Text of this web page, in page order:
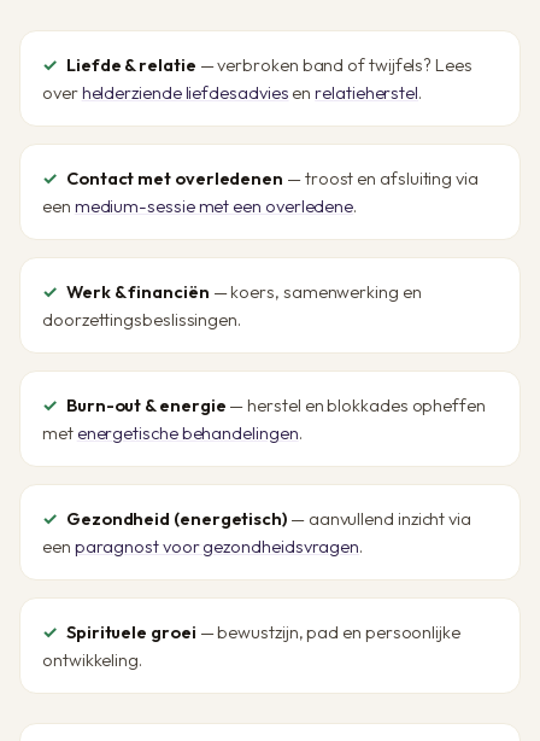
Liefde & relatie — verbroken band of twijfels? Lees
overhelderziende liefdesadvies enrelatieherstel.
Contact met overledenen — troost en afsluiting via
een medium-sessie met een overledene.
Werk & financiën — koers, samenwerking en
doorzettingsbeslissingen.
Burn-out & energie — herstel en blokkades opheffen
met energetische behandelingen.
Gezondheid (energetisch) — aanvullend inzicht via
een paragnost voor gezondheidsvragen.
Spirituele groei — bewustzijn, pad en persoonlijke
ontwikkeling.